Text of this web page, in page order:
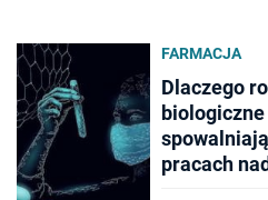
FARMACJA
Dlaczego
pracach